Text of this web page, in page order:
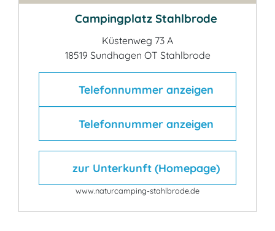
Campingplatz Stahlbrode
Küstenweg 73 A
18519 Sundhagen OT Stahlbrode
Telefonnummer anzeigen
Telefonnummer anzeigen
zur Unterkunft (Homepage)
www.naturcamping-stahlbrode.de